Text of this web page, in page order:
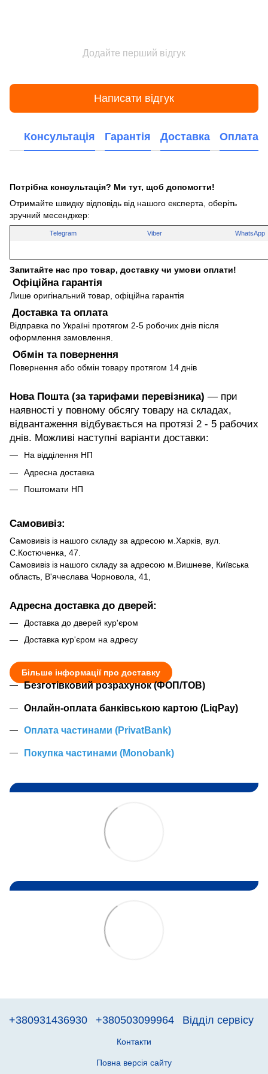
Додайте перший відгук
Написати відгук
Консультація Гарантія Доставка Оплата
Потрібна консультація? Ми тут, щоб допомогти!
Отримайте швидку відповідь від нашого експерта, оберіть
зручний месенджер:
Telegram Viber WhatsApp
Запитайте нас про товар, доставку чи умови оплати!
Офіційна гарантія
Лише оригінальний товар, офіційна гарантія
Доставка та оплата
Відправка по Україні протягом 2-5 робочих днів після
оформлення замовлення.
Обмін та повернення
Повернення або обмін товару протягом 14 днів
Нова Пошта (за тарифами перевізника) — при
наявності у повному обсягу товару на складах,
відвантаження відбувається на протязі 2 - 5 рабочих
днів. Можливі наступні варіанти доставки:
На відділення НП
Адресна доставка
Поштомати НП
Самовивіз:
Самовивіз із нашого складу за адресою м.Харків, вул.
С.Костюченка, 47.
Самовивіз із нашого складу за адресою м.Вишневе, Київська
область, В'ячеслава Чорновола, 41,
Адресна доставка до дверей:
Доставка до дверей кур'єром
Доставка кур'єром на адресу
Більше інформації про доставку
Безготівковий розрахунок (ФОП/ТОВ)
Онлайн-оплата банківською картою (LiqPay)
Оплата частинами (PrivatBank)
Покупка частинами (Monobank)
+380931436930 +380503099964 Відділ сервісу
Контакти
Повна версія сайту